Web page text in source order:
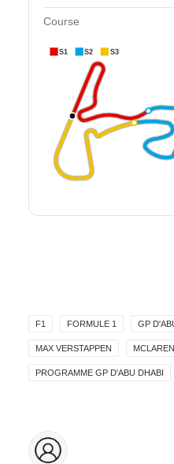
Course
S1 S2 S3
F1 FORMULE 1 GP
MAX VERSTAPPEN
PROGRAMME GP D'ABU DHABI